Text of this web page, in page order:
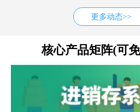
更多动态>>
核心产品矩阵(可